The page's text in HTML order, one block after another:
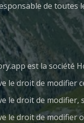
de
est la société
le droit de modifier
le droit de
le droit de modifier